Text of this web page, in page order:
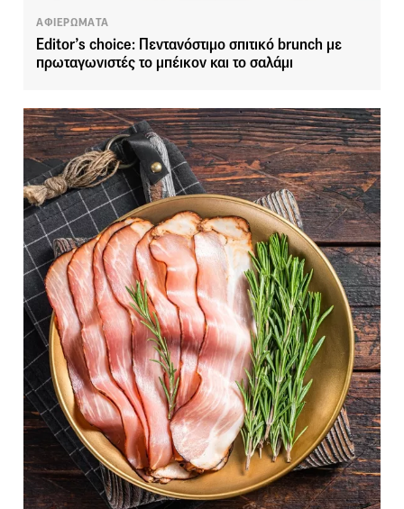
ΑΦΙΕΡΩΜΑΤΑ
Editor’s choice: Πεντανόστιμο σπιτικό brunch με
πρωταγωνιστές το μπέικον και το σαλάμι